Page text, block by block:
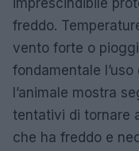
freddo.
vento forte o
fondamentale
l’animale mostra
tentativi di tornare
che ha freddo e